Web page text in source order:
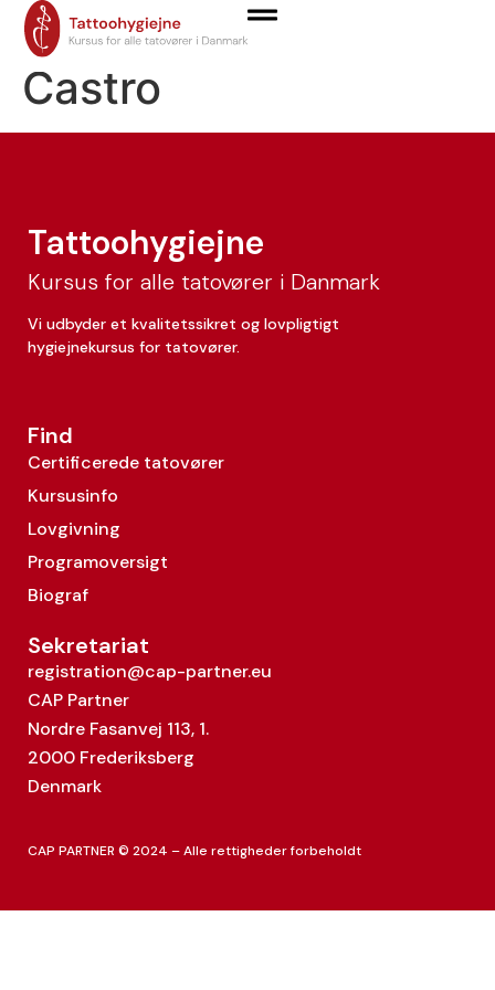
Juan Felipe Torres
Castro
Tattoohygiejne
Kursus for alle tatovører i Danmark
Vi udbyder et kvalitetssikret og lovpligtigt
hygiejnekursus for tatovører.
Find
Certificerede tatovører
Kursusinfo
Lovgivning
Programoversigt
Biograf
Sekretariat
registration@cap-partner.eu
CAP Partner
Nordre Fasanvej 113, 1.
2000 Frederiksberg
Denmark
CAP PARTNER © 2024 – Alle rettigheder forbeholdt